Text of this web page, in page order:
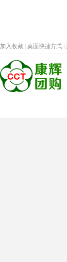
加入收藏 桌面快捷方式